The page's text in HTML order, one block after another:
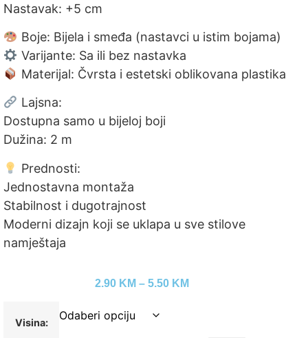
Nastavak: +5 cm
Boje: Bijela i smeđa (nastavci u istim bojama)
Varijante: Sa ili bez nastavka
Materijal: Čvrsta i estetski oblikovana plastika
Lajsna:
Dostupna samo u bijeloj boji
Dužina: 2 m
Prednosti:
Jednostavna montaža
Stabilnost i dugotrajnost
Moderni dizajn koji se uklapa u sve stilove
namještaja
2.90 KM – 5.50 KM
Visina: